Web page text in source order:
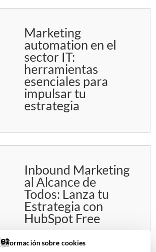
Marketing
automation en el
sector IT:
herramientas
esenciales para
impulsar tu
estrategia
Inbound Marketing
al Alcance de
Todos: Lanza tu
Estrategia con
HubSpot Free
Información sobre cookies